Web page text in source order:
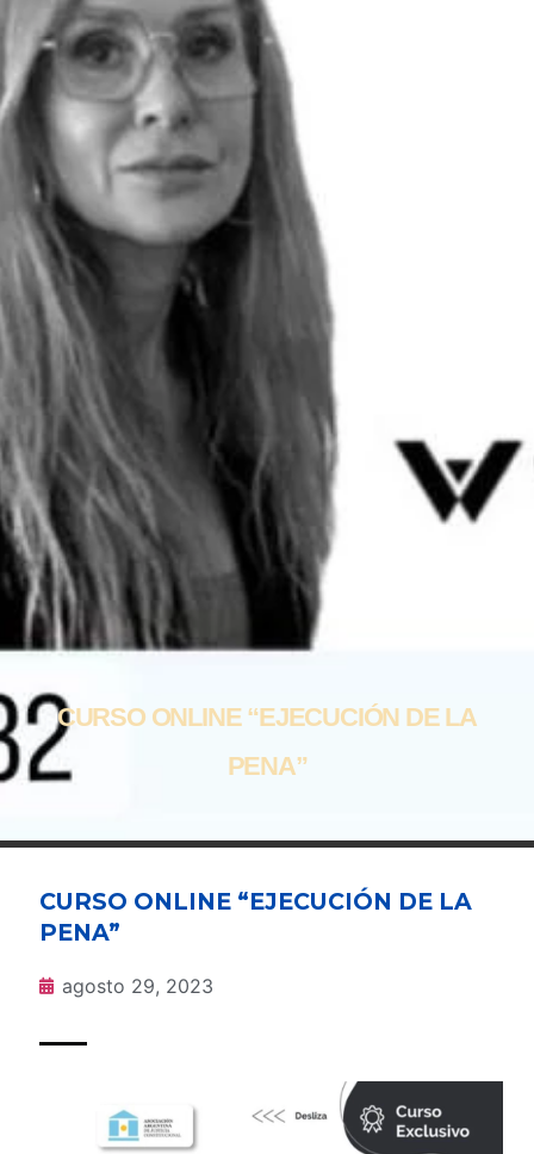
CURSO ONLINE “EJECUCIÓN DE LA
PENA”
CURSO ONLINE “EJECUCIÓN DE LA
PENA”
agosto 29, 2023